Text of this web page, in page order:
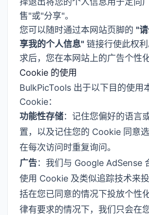
售"或"分享"。
您可以随时通过本网站页脚的 "
享我的个人信息" 链接行使此权
求后，您在本网站上的广告个性
Cookie 的使用
BulkPicTools 出于以下目的使用
Cookie：
功能性存储：记住您偏好的语言
置，以及记住您的 Cookie 同意
在每次访问时重复询问。
广告：我们与 Google AdSense
使用 Cookie 及类似追踪技术来
括在您已同意的情况下投放个性
律有要求的情况下，我们只会在